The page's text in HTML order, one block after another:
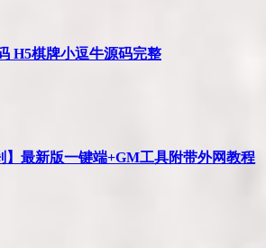
H5棋牌小逗牛源码完整
】最新版一键端+GM工具附带外网教程